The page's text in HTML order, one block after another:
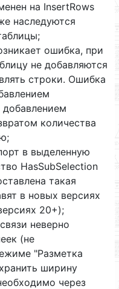
на InsertRows
наследуются
ошибка, при
не добавляются
строки. Ошибка
количества
в выделенную
HasSubSelection
такая
в новых версиях
20+);
неверно
(не
"Разметка
ширину
через